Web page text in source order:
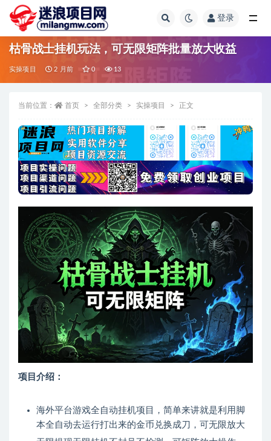
登录
枯骨战士挂机玩法，可无限矩阵批量放大收益
实操项目 2 月前 0 13
当前位置： 首页 全部分类 实操项目 正文
项目介绍：
海外平台游戏全自动挂机项目，简单来讲就是利用脚
本全自动去运行打出来的金币兑换成刀，可无限放大
全部